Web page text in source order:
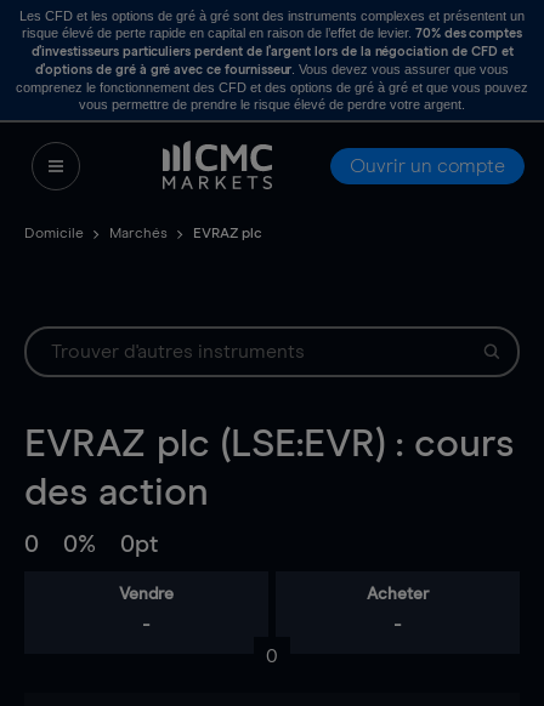
Les CFD et les options de gré à gré sont des instruments complexes et présentent un
risque élevé de perte rapide en capital en raison de l’effet de levier. 70% des comptes
d’investisseurs particuliers perdent de l’argent lors de la négociation de CFD et
d’options de gré à gré avec ce fournisseur . Vous devez vous assurer que vous
comprenez le fonctionnement des CFD et des options de gré à gré et que vous pouvez
vous permettre de prendre le risque élevé de perdre votre argent.
Ouvrir un compte
Domicile Marchés EVRAZ plc
EVRAZ plc (LSE:EVR) : cours
des action
0 0% 0pt
Vendre
-
Acheter
-
0